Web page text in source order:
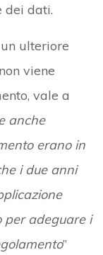
dei dati.
ulteriore
viene
vale a
anche
erano in
i due anni
per adeguare i
”